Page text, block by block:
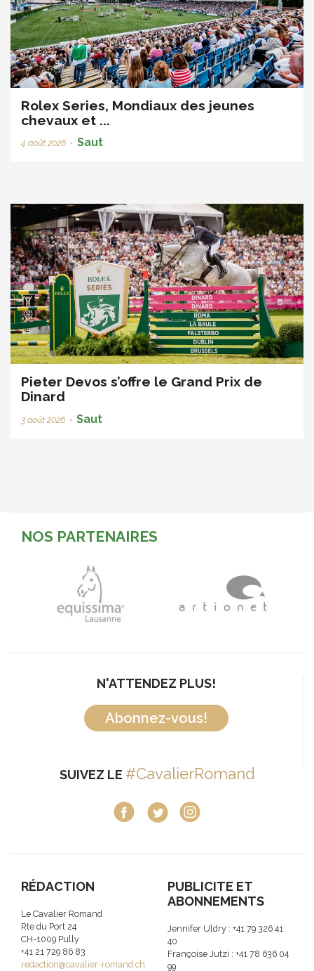
Rolex Series, Mondiaux des jeunes
chevaux et ...
4 août 2026 • Saut
Pieter Devos s’offre le Grand Prix de
Dinard
3 août 2026 • Saut
NOS PARTENAIRES
N'ATTENDEZ PLUS!
Abonnez-vous!
SUIVEZ LE #CavalierRomand
RÉDACTION
Le Cavalier Romand
Rte du Port 24
CH-1009 Pully
+41 21 729 86 83
redaction@cavalier-romand.ch
PUBLICITE ET
ABONNEMENTS
Jennifer Uldry : +41 79 326 41
40
Françoise Jutzi : +41 78 636 04
99